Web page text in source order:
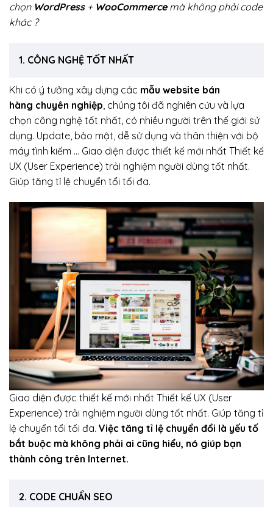
chọn WordPress+ WooCommercemà không phải code
khác ?
1. CÔNG NGHỆ TỐT NHẤT
Khi có ý tưởng xây dựng các mẫu website bán
hàng chuyên nghiệp, chúng tôi đã nghiên cứu và lựa
chọn công nghệ tốt nhất, có nhiều người trên thế giới sử
dụng. Update, bảo mật, dễ sử dụng và thân thiện với bộ
máy tình kiếm … Giao diện được thiết kế mới nhất Thiết kế
UX (User Experience) trải nghiệm người dùng tốt nhất.
Giúp tăng tỉ lệ chuyển tổi tối đa.
Giao diện được thiết kế mới nhất Thiết kế UX (User
Experience) trải nghiệm người dùng tốt nhất. Giúp tăng tỉ
lệ chuyển tổi tối đa. Việc tăng tỉ lệ chuyển đổi là yếu tố
bắt buộc mà không phải ai cũng hiểu, nó giúp bạn
thành công trên Internet.
2. CODE CHUẨN SEO